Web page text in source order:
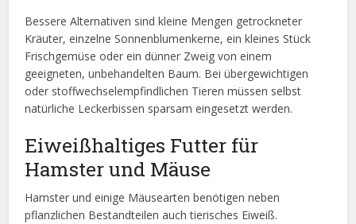
Bessere Alternativen sind kleine Mengen getrockneter
Kräuter, einzelne Sonnenblumenkerne, ein kleines Stück
Frischgemüse oder ein dünner Zweig von einem
geeigneten, unbehandelten Baum. Bei übergewichtigen
oder stoffwechselempfindlichen Tieren müssen selbst
natürliche Leckerbissen sparsam eingesetzt werden.
Eiweißhaltiges Futter für
Hamster und Mäuse
Hamster und einige Mäusearten benötigen neben
pflanzlichen Bestandteilen auch tierisches Eiweiß.